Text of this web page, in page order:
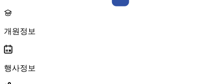
개원정보
행사정보